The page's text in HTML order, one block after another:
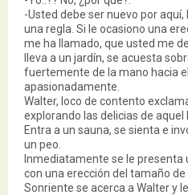
-Usted debe ser nuevo por
una regla. Si le ocasiono una
me ha llamado, que usted me
lleva a un jardín, se acuesta
fuertemente de la mano hacia
apasionadamente.
Walter, loco de contento
explorando las delicias de aquel
Entra a un sauna, se sienta e
un peo.
Inmediatamente se le presenta
con una erección del tamaño de
Sonriente se acerca a Walter y